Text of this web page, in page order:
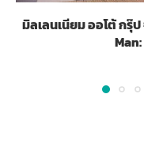
มิลเลนเนียม ออโต้ ก